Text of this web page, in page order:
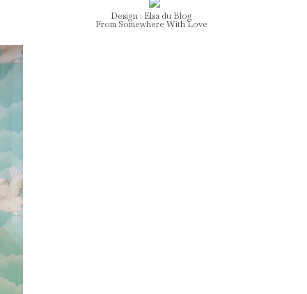
Design : Elsadu Blog
From Somewhere With Love